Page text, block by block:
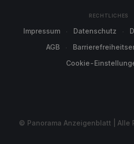
RECHTLICHES
Impressum Datenschutz
AGB
Cookie-
© Panorama Anzeigenblatt | Alle